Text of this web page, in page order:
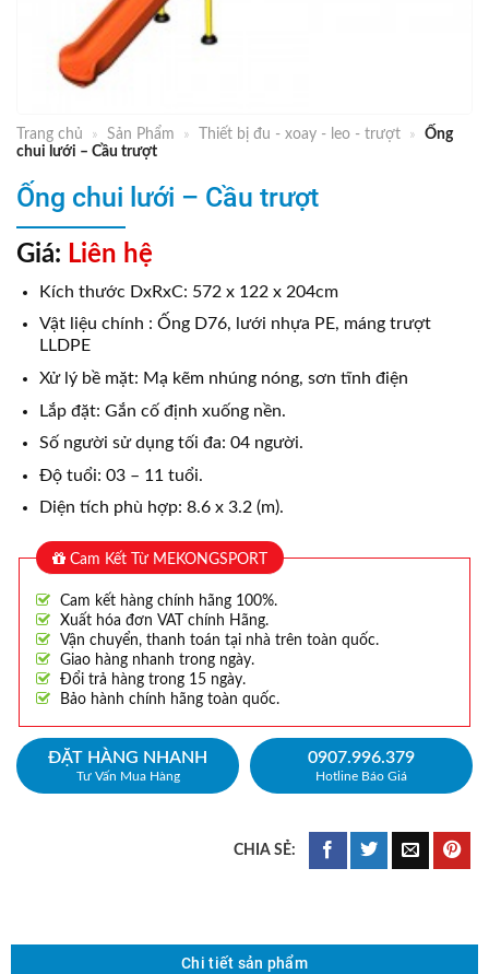
Trang chủ » Sản Phẩm » Thiết bị đu - xoay - leo - trượt »
Ống
chui lưới – Cầu trượt
Ống chui lưới – Cầu trượt
Giá: Liên hệ
Kích thước DxRxC: 572 x 122 x 204cm
Vật liệu chính : Ống D76, lưới nhựa PE, máng trượt
LLDPE
Xử lý bề mặt: Mạ kẽm nhúng nóng, sơn tĩnh điện
Lắp đặt: Gắn cố định xuống nền.
Số người sử dụng tối đa: 04 người.
Độ tuổi: 03 – 11 tuổi.
Diện tích phù hợp: 8.6 x 3.2 (m).
Cam Kết Từ MEKONGSPORT
Cam kết hàng chính hãng 100%.
Xuất hóa đơn VAT chính Hãng.
Vận chuyển, thanh toán tại nhà trên toàn quốc.
Giao hàng nhanh trong ngày.
Đổi trả hàng trong 15 ngày.
Bảo hành chính hãng toàn quốc.
ĐẶT HÀNG NHANH
Tư Vấn Mua Hàng
0907.996.379
Hotline Báo Giá
Chi tiết sản phẩm